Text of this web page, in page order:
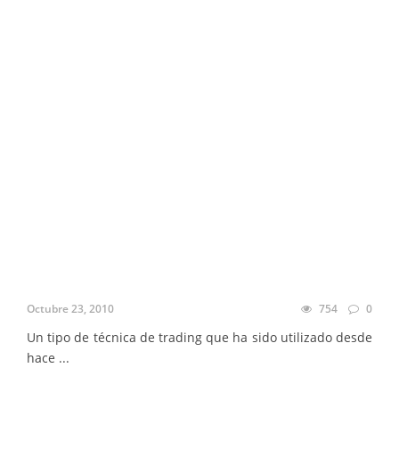
Octubre 23, 2010 754 0
Un tipo de técnica de trading que ha sido utilizado desde
hace ...